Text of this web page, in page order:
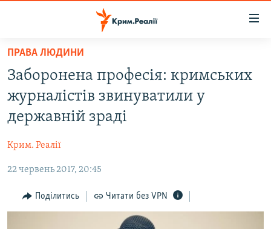
Перейти
основного
матеріалу
Перейти
до
основної
навігації
Перейти
пошуку
НОВИНИ
ВОДА.КРИМ
ВІДЕО ТА ФОТО
БЛОГИ
ПОГЛЯД
ІНТЕРВ'Ю
ПРАВА ЛЮДИНИ
Заборонена професія: кримських
журналістів звинуватили у
державній зраді
Крим. Реалії
22 червень 2017, 20:45
Поділитись Читати без VPN